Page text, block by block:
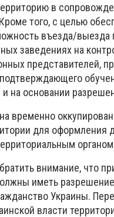
в
того, с целью
въезда/выезда
заведениях на
представителей,
на основании
временно
для оформления
внимание, что
иметь
Украины.
власти